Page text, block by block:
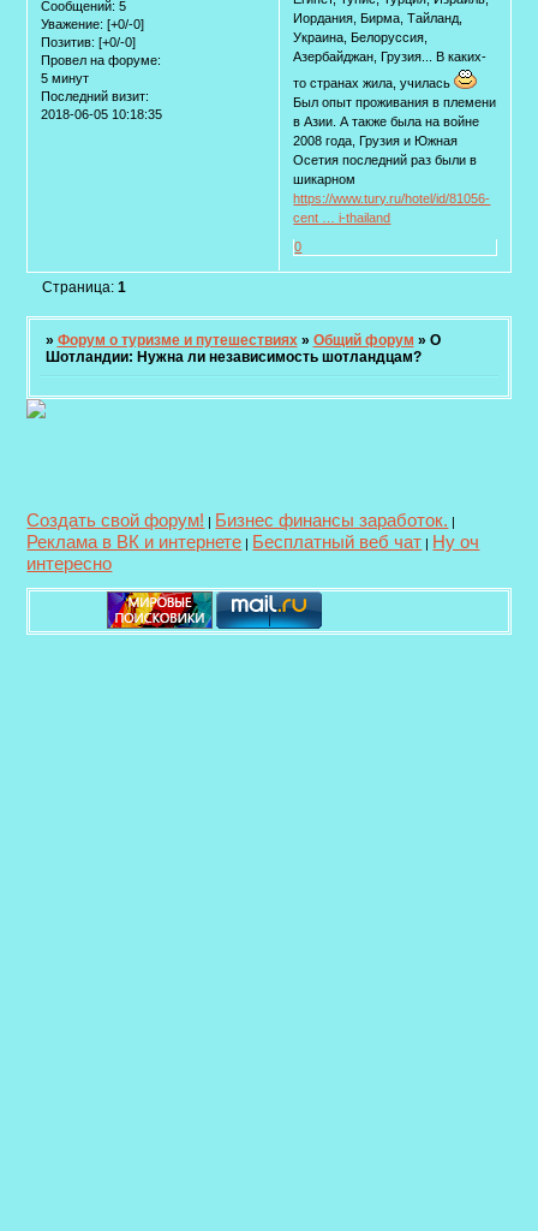
Сообщений: 5
Уважение: [+0/-0]
Позитив: [+0/-0]
Провел на форуме:
5 минут
Последний визит:
2018-06-05 10:18:35
Иордания, Бирма, Тайланд,
Украина, Белоруссия,
Азербайджан, Грузия... В каких-
то странах жила, училась
Был опыт проживания в племени
в Азии. А также была на войне
2008 года, Грузия и Южная
Осетия последний раз были в
шикарном
https://www.tury.ru/hotel/id/81056-
cent … i-thailand
0
Страница: 1
» Форум о туризме и путешествиях » Общий форум » О
Шотландии: Нужна ли независимость шотландцам?
Создать свой форум! Бизнес финансы заработок.
Реклама в ВК и интернете Бесплатный веб чат Ну оч
интересно